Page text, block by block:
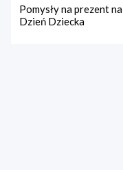
Pomysły na prezent na
Dzień Dziecka